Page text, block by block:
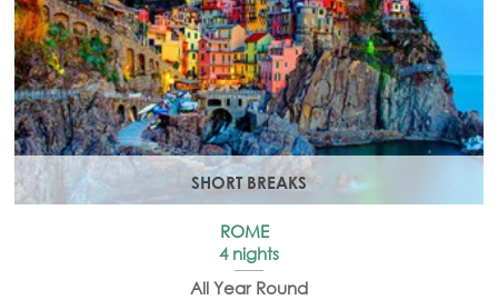
SHORT BREAKS
ROME
4 nights
All Year Round